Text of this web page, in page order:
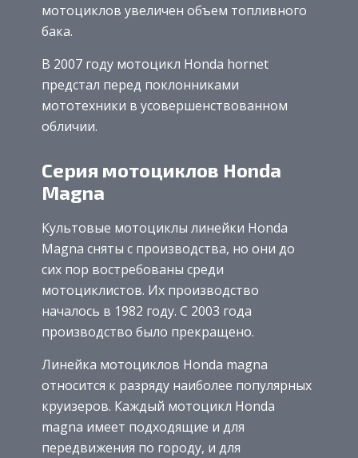
мотоциклов увеличен объем топливного
бака.
В 2007 году мотоцикл Honda hornet
предстал перед поклонниками
мототехники в усовершенствованном
обличии.
Серия мотоциклов Honda
Magna
Культовые мотоциклы линейки Honda
Magna сняты с производства, но они до
сих пор востребованы среди
мотоциклистов. Их производство
началось в 1982 году. С 2003 года
производство было прекращено.
Линейка мотоциклов Honda magna
относится к разряду наиболее популярных
круизеров. Каждый мотоцикл Honda
magna имеет подходящие и для
передвижения по городу, и для